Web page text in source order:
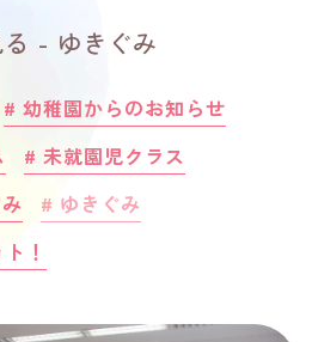
- ゆきぐみ
# 幼稚園からのお知らせ
# 未就園児クラス
# ゆきぐみ
！